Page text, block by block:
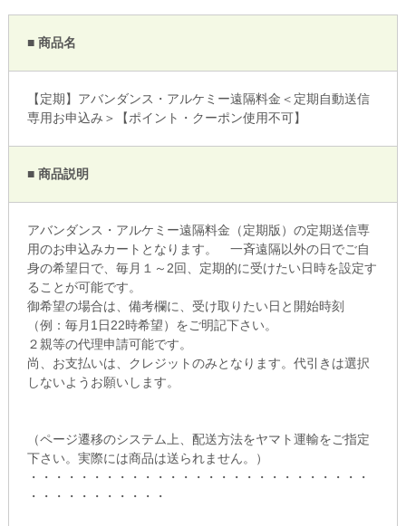
■ 商品名
【定期】アバンダンス・アルケミー遠隔料金＜定期自動送信
専用お申込み＞【ポイント・クーポン使用不可】
■ 商品説明
アバンダンス・アルケミー遠隔料金（定期版）の定期送信専
用のお申込みカートとなります。 一斉遠隔以外の日でご自
身の希望日で、毎月１～2回、定期的に受けたい日時を設定す
ることが可能です。
御希望の場合は、備考欄に、受け取りたい日と開始時刻
（例：毎月1日22時希望）をご明記下さい。
２親等の代理申請可能です。
尚、お支払いは、クレジットのみとなります。代引きは選択
しないようお願いします。
（ページ遷移のシステム上、配送方法をヤマト運輸をご指定
下さい。実際には商品は送られません。）
・・・・・・・・・・・・・・・・・・・・・・・・・・・
・・・・・・・・・・・